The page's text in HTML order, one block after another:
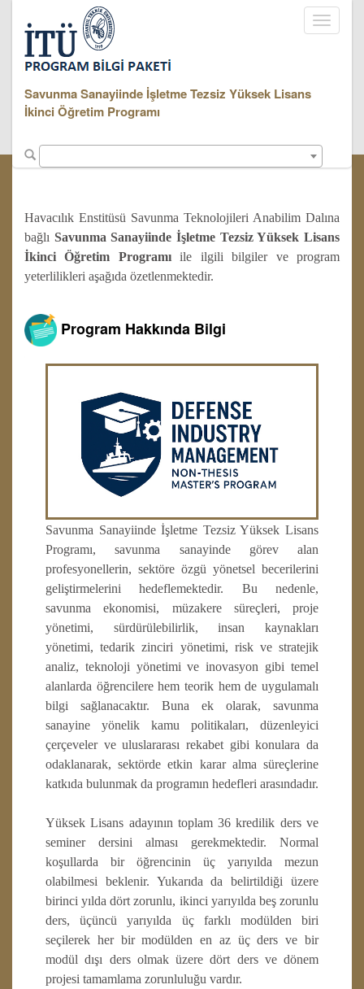
Toggle
Savunma Sanayiinde İşletme Tezsiz Yüksek Lisans
İkinci Öğretim Programı
Havacılık Enstitüsü Savunma Teknolojileri Anabilim Dalına
bağlı Savunma Sanayiinde İşletme Tezsiz Yüksek Lisans
İkinci Öğretim Programıile ilgili bilgiler ve program
yeterlilikleri aşağıda özetlenmektedir.
Program Hakkında Bilgi
Savunma Sanayiinde İşletme Tezsiz Yüksek Lisans
Programı, savunma sanayinde görev alan
profesyonellerin, sektöre özgü yönetsel becerilerini
geliştirmelerini hedeflemektedir. Bu nedenle,
savunma ekonomisi, müzakere süreçleri, proje
yönetimi, sürdürülebilirlik, insan kaynakları
yönetimi, tedarik zinciri yönetimi, risk ve stratejik
analiz, teknoloji yönetimi ve inovasyon gibi temel
alanlarda öğrencilere hem teorik hem de uygulamalı
bilgi sağlanacaktır. Buna ek olarak, savunma
sanayine yönelik kamu politikaları, düzenleyici
çerçeveler ve uluslararası rekabet gibi konulara da
odaklanarak, sektörde etkin karar alma süreçlerine
katkıda bulunmak da programın hedefleri arasındadır.
Yüksek Lisans adayının toplam 36 kredilik ders ve
seminer dersini alması gerekmektedir. Normal
koşullarda bir öğrencinin üç yarıyılda mezun
olabilmesi beklenir. Yukarıda da belirtildiği üzere
birinci yılda dört zorunlu, ikinci yarıyılda beş zorunlu
ders, üçüncü yarıyılda üç farklı modülden biri
seçilerek her bir modülden en az üç ders ve bir
modül dışı ders olmak üzere dört ders ve dönem
projesi tamamlama zorunluluğu vardır.